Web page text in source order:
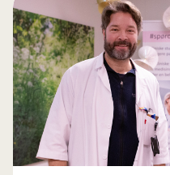
t
y
r
k
e
k
a
m
p
u
t
e
r
e
r
o
m